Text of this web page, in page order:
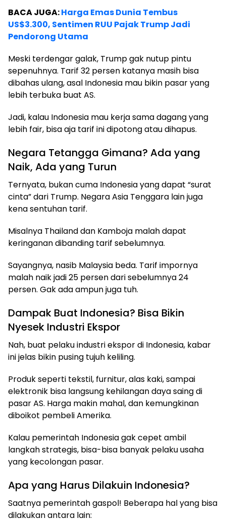
BACA JUGA:Harga Emas Dunia Tembus
US$3.300, Sentimen RUU Pajak Trump Jadi
Pendorong Utama
Meski terdengar galak, Trump gak nutup pintu
sepenuhnya. Tarif 32 persen katanya masih bisa
dibahas ulang, asal Indonesia mau bikin pasar yang
lebih terbuka buat AS.
Jadi, kalau Indonesia mau kerja sama dagang yang
lebih fair, bisa aja tarif ini dipotong atau dihapus.
Negara Tetangga Gimana? Ada yang
Naik, Ada yang Turun
Ternyata, bukan cuma Indonesia yang dapat “surat
cinta” dari Trump. Negara Asia Tenggara lain juga
kena sentuhan tarif.
Misalnya Thailand dan Kamboja malah dapat
keringanan dibanding tarif sebelumnya.
Sayangnya, nasib Malaysia beda. Tarif impornya
malah naik jadi 25 persen dari sebelumnya 24
persen. Gak ada ampun juga tuh.
Dampak Buat Indonesia? Bisa Bikin
Nyesek Industri Ekspor
Nah, buat pelaku industri ekspor di Indonesia, kabar
ini jelas bikin pusing tujuh keliling.
Produk seperti tekstil, furnitur, alas kaki, sampai
elektronik bisa langsung kehilangan daya saing di
pasar AS. Harga makin mahal, dan kemungkinan
diboikot pembeli Amerika.
Kalau pemerintah Indonesia gak cepet ambil
langkah strategis, bisa-bisa banyak pelaku usaha
yang kecolongan pasar.
Apa yang Harus Dilakuin Indonesia?
Saatnya pemerintah gaspol! Beberapa hal yang bisa
dilakukan antara lain: